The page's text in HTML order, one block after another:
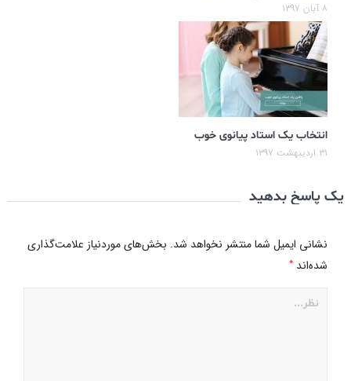
۸ آبان ۱۳۹۷
انتخاب یک استاد پیانوی خوب
۳۱ اردیبهشت ۱۳۹۷
یک پاسخ بدهید
نشانی ایمیل شما منتشر نخواهد شد. بخش‌های موردنیاز علامت‌گذاری
شده‌اند *